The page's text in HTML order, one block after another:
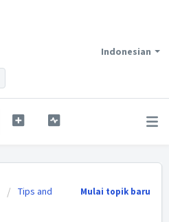
Indonesian
Mulai topik baru
Tips and